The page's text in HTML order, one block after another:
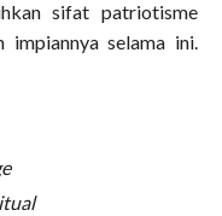
sifat patriotisme
impiannya selama ini.